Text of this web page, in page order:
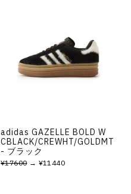
adidas GAZELLE BOLD W
CBLACK/CREWHT/GOLDMT
- ブラック
¥17600→ ¥11440